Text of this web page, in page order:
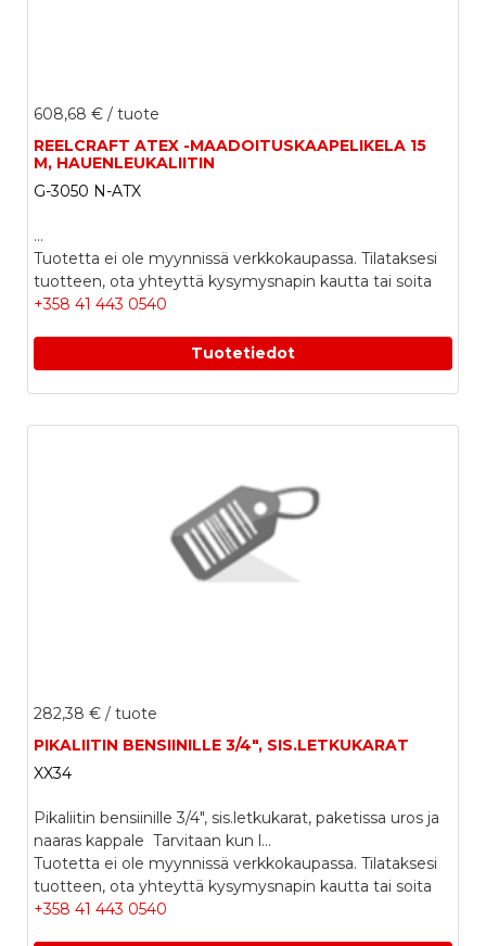
608,68 € / tuote
REELCRAFT ATEX -MAADOITUSKAAPELIKELA 15
M, HAUENLEUKALIITIN
G-3050 N-ATX
...
Tuotetta ei ole myynnissä verkkokaupassa. Tilataksesi
tuotteen, ota yhteyttä kysymysnapin kautta tai soita
+358 41 443 0540
Tuotetiedot
282,38 € / tuote
PIKALIITIN BENSIINILLE 3/4", SIS.LETKUKARAT
XX34
Pikaliitin bensiinille 3/4", sis.letkukarat, paketissa uros ja
naaras kappale Tarvitaan kun l...
Tuotetta ei ole myynnissä verkkokaupassa. Tilataksesi
tuotteen, ota yhteyttä kysymysnapin kautta tai soita
+358 41 443 0540